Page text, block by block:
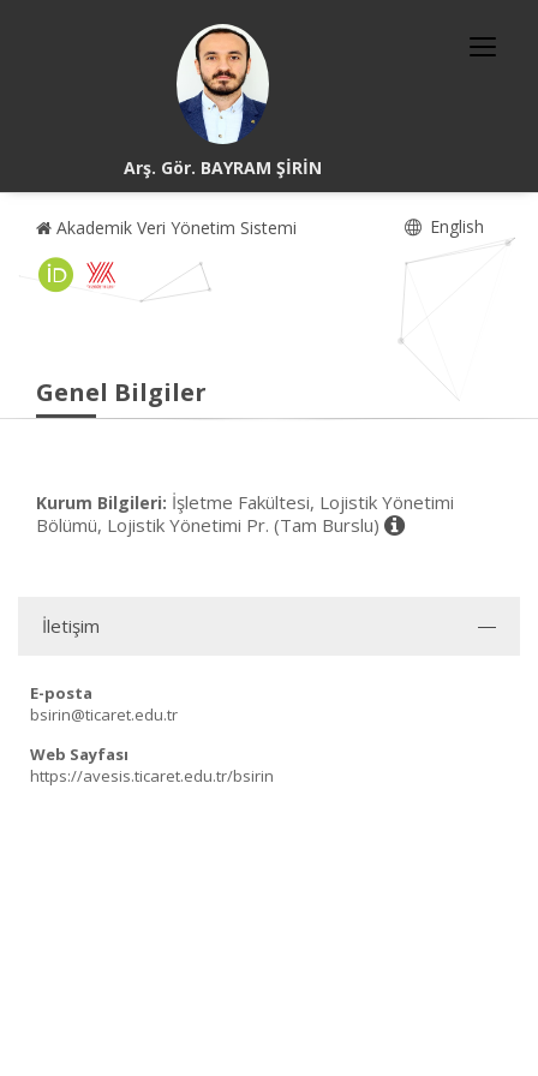
Arş. Gör. BAYRAM ŞİRİN
Akademik Veri Yönetim Sistemi English
Genel Bilgiler
Kurum Bilgileri: İşletme Fakültesi, Lojistik Yönetimi
Bölümü, Lojistik Yönetimi Pr. (Tam Burslu)
İletişim
E-posta
bsirin@ticaret.edu.tr
Web Sayfası
https://avesis.ticaret.edu.tr/bsirin